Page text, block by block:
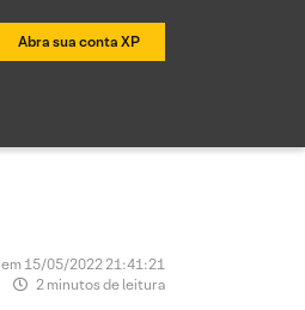
Abra sua conta XP
15/05/2022 21:41:21
2 minutos de leitura